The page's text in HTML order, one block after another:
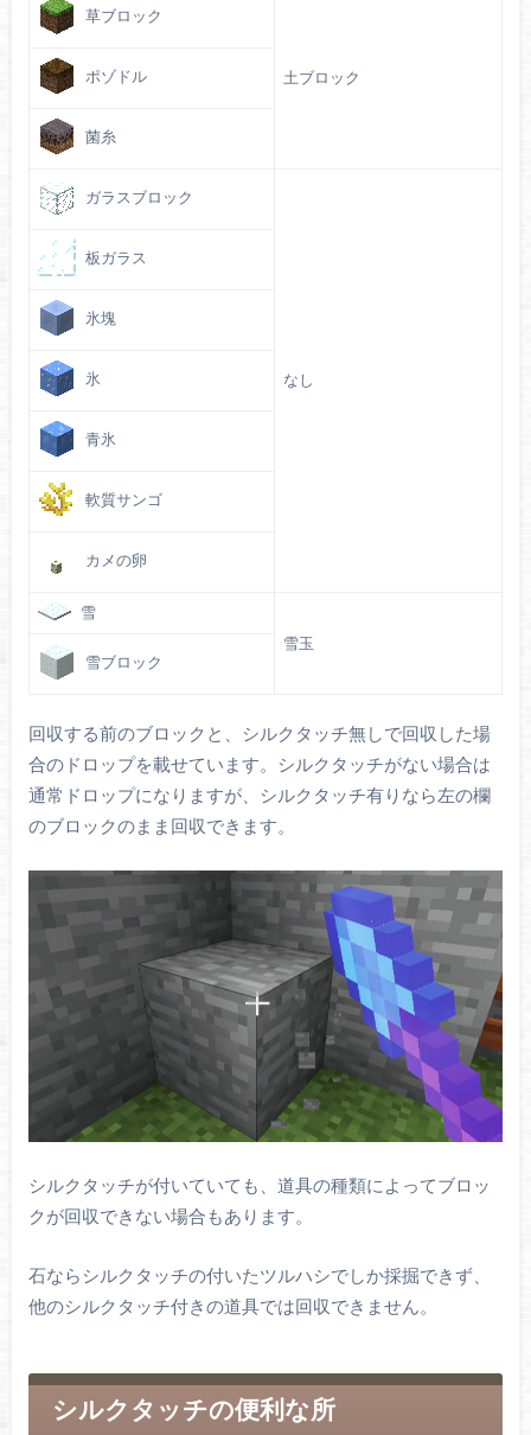
草ブロック
土ブロック
ポゾドル
菌糸
ガラスブロック
なし
板ガラス
氷塊
氷
青氷
軟質サンゴ
カメの卵
雪
雪玉
雪ブロック
回収する前のブロックと、シルクタッチ無しで回収した場
合のドロップを載せています。シルクタッチがない場合は
通常ドロップになりますが、シルクタッチ有りなら左の欄
のブロックのまま回収できます。
シルクタッチが付いていても、道具の種類によってブロッ
クが回収できない場合もあります。
石ならシルクタッチの付いたツルハシでしか採掘できず、
他のシルクタッチ付きの道具では回収できません。
シルクタッチの便利な所